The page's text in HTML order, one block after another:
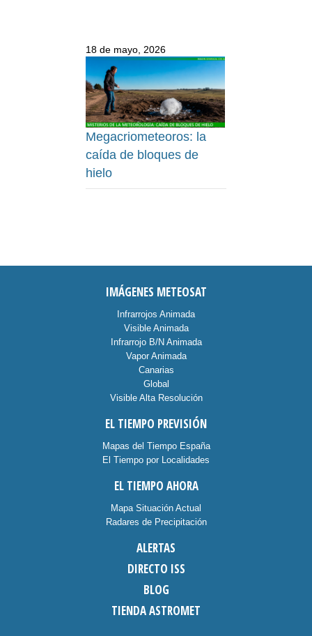
18 de mayo, 2026
Megacriometeoros: la
caída de bloques de
hielo
IMÁGENES METEOSAT
Infrarrojos Animada
Visible Animada
Infrarrojo B/N Animada
Vapor Animada
Canarias
Global
Visible Alta Resolución
EL TIEMPO PREVISIÓN
Mapas del Tiempo España
El Tiempo por Localidades
EL TIEMPO AHORA
Mapa Situación Actual
Radares de Precipitación
ALERTAS
DIRECTO ISS
BLOG
TIENDA ASTROMET